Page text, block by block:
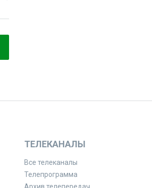
ТЕЛЕКАНАЛЫ
Все телеканалы
Телепрограмма